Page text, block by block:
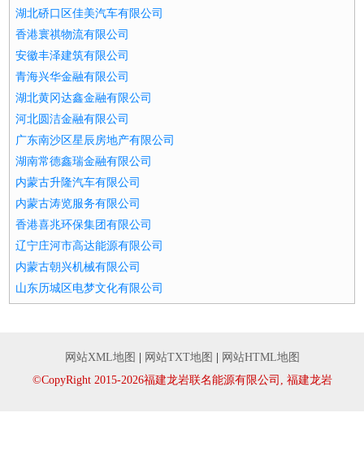
湖北硚口区佳美汽车有限公司
香港寰祺物流有限公司
安徽丰泽建筑有限公司
青海兴华金融有限公司
湖北黄冈达鑫金融有限公司
河北圆洁金融有限公司
广东南沙区星辰房地产有限公司
湖南常德鑫瑞金融有限公司
内蒙古升隆汽车有限公司
内蒙古涛览服务有限公司
香港喜兆环保集团有限公司
辽宁庄河市高达能源有限公司
内蒙古朝兴机械有限公司
山东历城区电梦文化有限公司
网站XML地图 网站TXT地图
网站HTML地图
©CopyRight 2015-2026福建龙岩联名能源有限公司, 福建龙岩